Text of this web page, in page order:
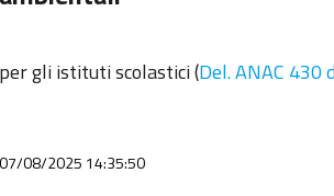
gli istituti scolastici (Del. ANAC 430
08/2025 14:35:50